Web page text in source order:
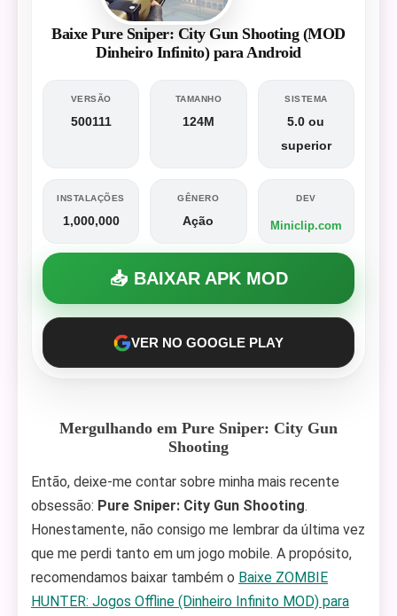
Baixe Pure Sniper: City Gun Shooting (MOD
Dinheiro Infinito) para Android
VERSÃO
500111
TAMANHO
124M
SISTEMA
5.0 ou
superior
INSTALAÇÕES
1,000,000
GÊNERO
Ação
DEV
Miniclip.com
📥 BAIXAR APK MOD
VER NO GOOGLE PLAY
Mergulhando em Pure Sniper: City Gun
Shooting
Então, deixe-me contar sobre minha mais recente
obsessão: Pure Sniper: City Gun Shooting.
Honestamente, não consigo me lembrar da última vez
que me perdi tanto em um jogo mobile. A propósito,
recomendamos baixar também o Baixe ZOMBIE
HUNTER: Jogos Offline (Dinheiro Infinito MOD) para